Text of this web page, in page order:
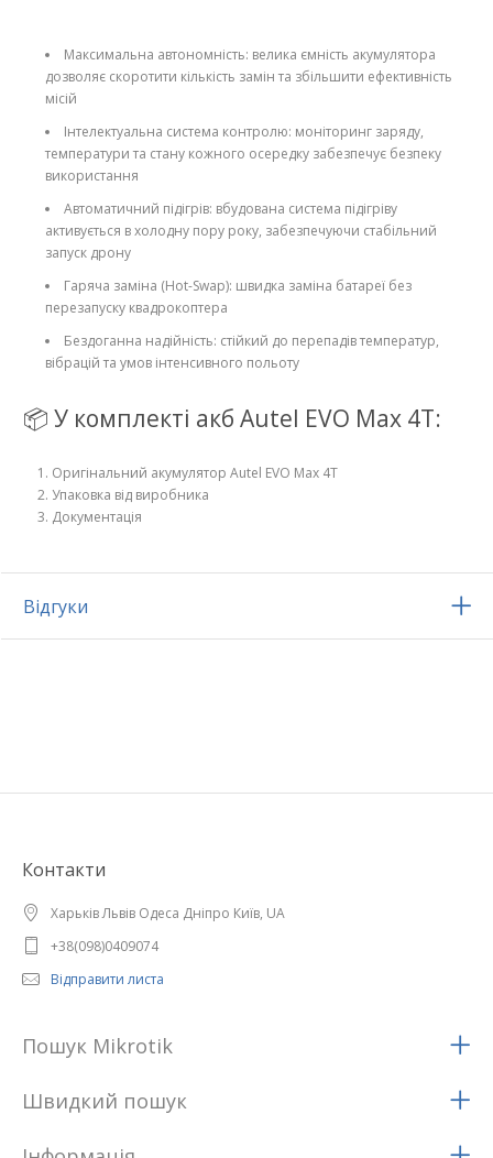
Максимальна автономність: велика ємність акумулятора
дозволяє скоротити кількість замін та збільшити ефективність
місій
Інтелектуальна система контролю: моніторинг заряду,
температури та стану кожного осередку забезпечує безпеку
використання
Автоматичний підігрів: вбудована система підігріву
активується в холодну пору року, забезпечуючи стабільний
запуск дрону
Гаряча заміна (Hot-Swap): швидка заміна батареї без
перезапуску квадрокоптера
Бездоганна надійність: стійкий до перепадів температур,
вібрацій та умов інтенсивного польоту
📦 У комплекті акб Autel EVO Max 4T:
Оригінальний акумулятор Autel EVO Max 4T
Упаковка від виробника
Документація
Відгуки
Контакти
Харьків Львів Одеса Дніпро Київ, UA
+38(098)0409074
Відправити листа
Пошук Mikrotik
Швидкий пошук